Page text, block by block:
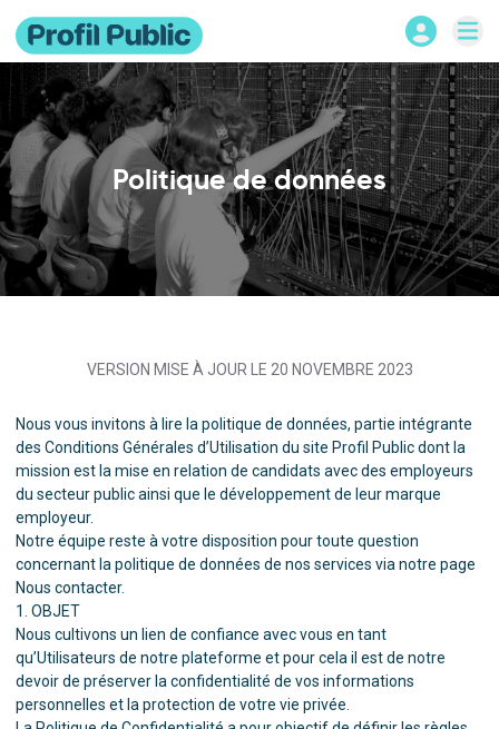
Politique de données
VERSION MISE À JOUR LE 20 NOVEMBRE 2023
Nous vous invitons à lire la politique de données, partie intégrante
des Conditions Générales d’Utilisation du site Profil Public dont la
mission est la mise en relation de candidats avec des employeurs
du secteur public ainsi que le développement de leur marque
employeur.
Notre équipe reste à votre disposition pour toute question
concernant la politique de données de nos services via notre page
Nous contacter.
1. OBJET
Nous cultivons un lien de confiance avec vous en tant
qu’Utilisateurs de notre plateforme et pour cela il est de notre
devoir de préserver la confidentialité de vos informations
personnelles et la protection de votre vie privée.